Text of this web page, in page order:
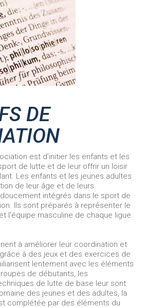
DE
est d’initier les enfants et les
de lutte et de leur offrir un loisir
Les enfants et les jeunes adultes
de leur âge et de leurs
intégrés dans le sport de
Ils sont préparés à représenter le
l’équipe masculine de chaque ligue.
à améliorer leur coordination et
à des jeux et des exercices de
lentement avec les éléments
de débutants, les
de lutte de base leur sont
des jeunes et des adultes, la
complétée par des éléments du